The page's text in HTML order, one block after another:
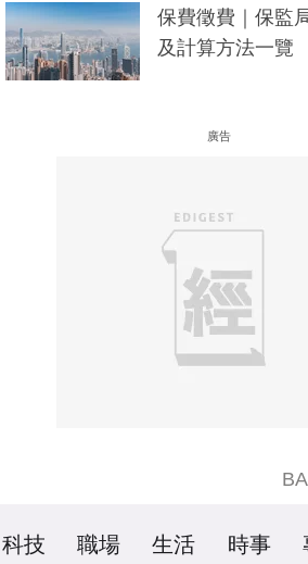
保費徵費｜保監
及計算方法一覽
廣告
科技 職場 生活 時事